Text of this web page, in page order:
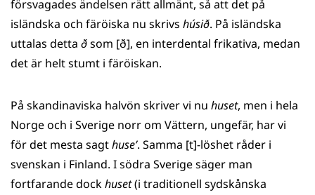
försvagades ändelsen rätt allmänt, så att det på
isländska och färöiska nu skrivs húsið. På isländska
uttalas detta ðsom [ð], en interdental frikativa, medan
det är helt stumt i färöiskan.
På skandinaviska halvön skriver vi nu huset, men i hela
Norge och i Sverige norr om Vättern, ungefär, har vi
för det mesta sagthuse’. Samma [t]-löshet råder i
svenskan i Finland. I södra Sverige säger man
fortfarande dockhuset(i traditionell sydskånska